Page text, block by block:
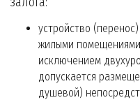
устройство
жилыми
исключением
допускается
душевой)